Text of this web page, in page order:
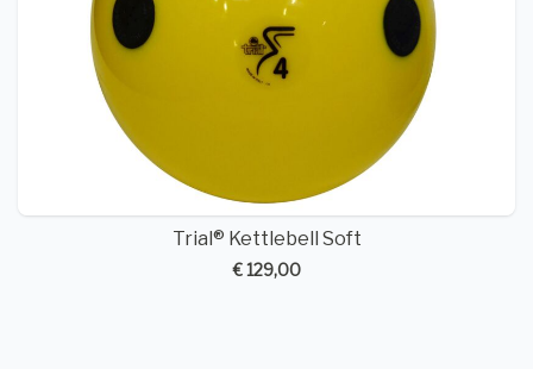
Trial® Kettlebell Soft
€ 129,00